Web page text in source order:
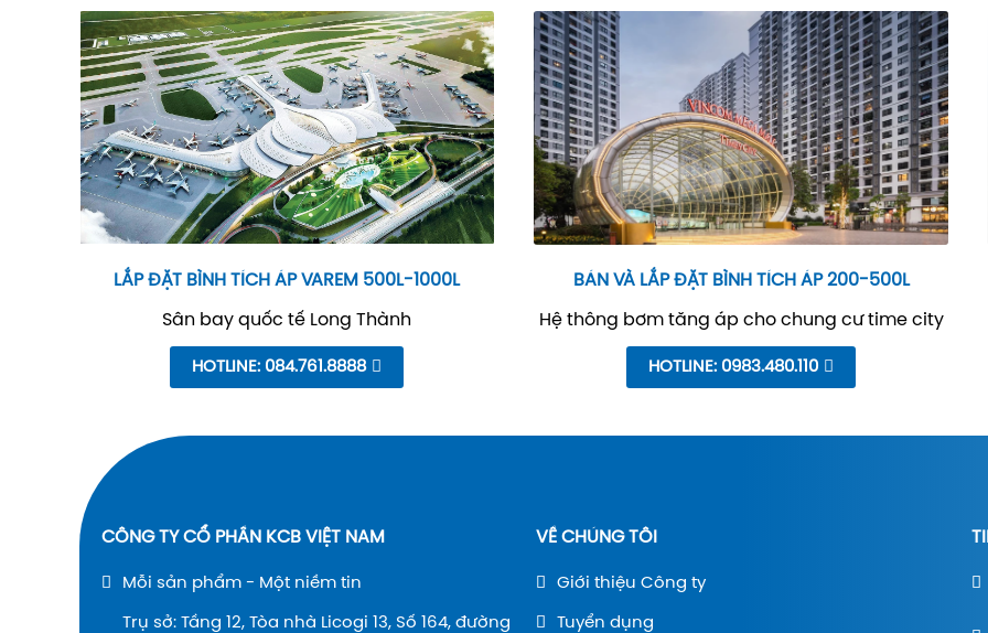
LẮP ĐẶT BÌNH TÍCH ÁP VAREM 500L-1000L
Sân bay quốc tế Long Thành
HOTLINE: 084.761.8888
BÁN VÀ LẮP ĐẶT BÌNH TÍCH ÁP 200-500L
Hệ thông bơm tăng áp cho chung cư time city
HOTLINE: 0983.480.110
CÔNG TY CỔ PHẦN KCB VIỆT NAM
Mỗi sản phẩm - Một niềm tin
Trụ sở: Tầng 12, Tòa nhà Licogi 13, Số 164, đường
VỀ CHÚNG TÔI
Giới thiệu Công ty
Tuyển dụng